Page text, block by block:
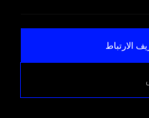
الارتباط